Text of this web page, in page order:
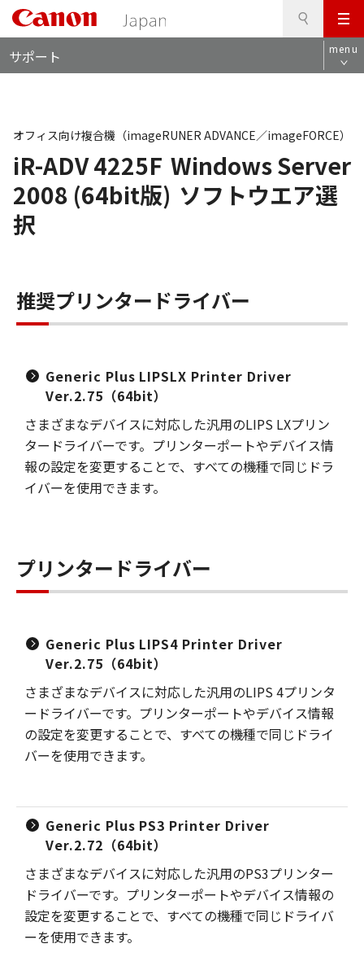
メ
ニ
ュ
サポート menu
iR-ADV 4225F Windows Server
2008 (64bit版) ソフトウエア選
択
オフィス向け複合機（imageRUNER ADVANCE／imageFORCE）
推奨プリンタードライバー
Generic Plus LIPSLX Printer Driver
Ver.2.75（64bit）
さまざまなデバイスに対応した汎用のLIPS LXプリン
タードライバーです。プリンターポートやデバイス情
報の設定を変更することで、すべての機種で同じドラ
イバーを使用できます。
プリンタードライバー
Generic Plus LIPS4 Printer Driver
Ver.2.75（64bit）
さまざまなデバイスに対応した汎用のLIPS 4プリンタ
ードライバーです。プリンターポートやデバイス情報
の設定を変更することで、すべての機種で同じドライ
バーを使用できます。
Generic Plus PS3 Printer Driver
Ver.2.72（64bit）
さまざまなデバイスに対応した汎用のPS3プリンター
ドライバーです。プリンターポートやデバイス情報の
設定を変更することで、すべての機種で同じドライバ
ーを使用できます。